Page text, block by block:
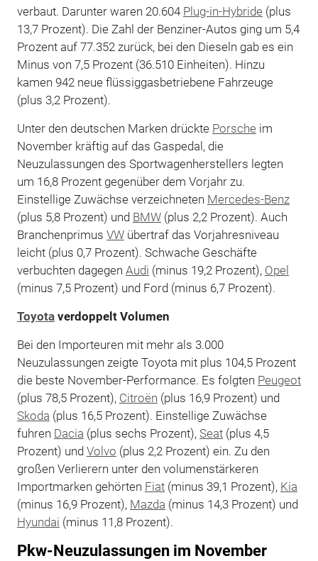
verbaut. Darunter waren 20.604 Plug-in-Hybride (plus
13,7 Prozent). Die Zahl der Benziner-Autos ging um 5,4
Prozent auf 77.352 zurück, bei den Dieseln gab es ein
Minus von 7,5 Prozent (36.510 Einheiten). Hinzu
kamen 942 neue flüssiggasbetriebene Fahrzeuge
(plus 3,2 Prozent).
Unter den deutschen Marken drückte Porsche im
November kräftig auf das Gaspedal, die
Neuzulassungen des Sportwagenherstellers legten
um 16,8 Prozent gegenüber dem Vorjahr zu.
Einstellige Zuwächse verzeichneten Mercedes-Benz
(plus 5,8 Prozent) und BMW(plus 2,2 Prozent). Auch
Branchenprimus VWübertraf das Vorjahresniveau
leicht (plus 0,7 Prozent). Schwache Geschäfte
verbuchten dagegen Audi (minus 19,2 Prozent), Opel
(minus 7,5 Prozent) und Ford (minus 6,7 Prozent).
Toyotaverdoppelt Volumen
Bei den Importeuren mit mehr als 3.000
Neuzulassungen zeigte Toyota mit plus 104,5 Prozent
die beste November-Performance. Es folgten Peugeot
(plus 78,5 Prozent), Citroën (plus 16,9 Prozent) und
Skoda (plus 16,5 Prozent). Einstellige Zuwächse
fuhren Dacia (plus sechs Prozent), Seat(plus 4,5
Prozent) und Volvo (plus 2,2 Prozent) ein. Zu den
großen Verlierern unter den volumenstärkeren
Importmarken gehörten Fiat(minus 39,1 Prozent), Kia
(minus 16,9 Prozent), Mazda (minus 14,3 Prozent) und
Hyundai (minus 11,8 Prozent).